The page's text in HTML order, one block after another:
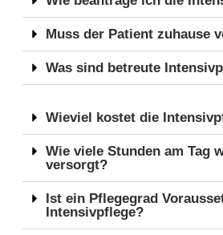
Muss der Patient zuhause
Was sind betreute
Wieviel kostet die
Wie viele Stunden am Tag
versorgt?
Ist ein Pflegegrad
Intensivpflege?